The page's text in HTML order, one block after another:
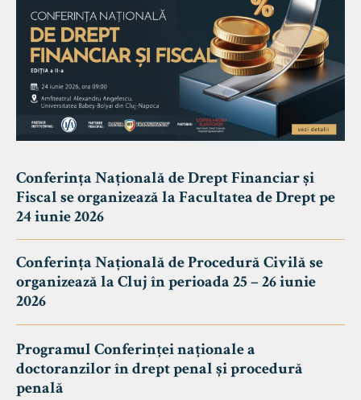
Conferința Națională de Drept Financiar și
Fiscal se organizează la Facultatea de Drept pe
24 iunie 2026
Conferința Națională de Procedură Civilă se
organizează la Cluj în perioada 25 – 26 iunie
2026
Programul Conferinței naționale a
doctoranzilor în drept penal și procedură
penală